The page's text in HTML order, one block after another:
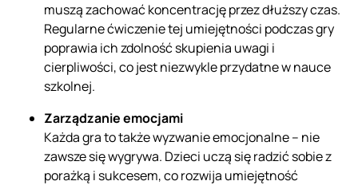
muszą zachować koncentrację przez dłuższy czas.
Regularne ćwiczenie tej umiejętności podczas gry
poprawia ich zdolność skupienia uwagi i
cierpliwości, co jest niezwykle przydatne w nauce
szkolnej.
Zarządzanie emocjami
Każda gra to także wyzwanie emocjonalne – nie
zawsze się wygrywa. Dzieci uczą się radzić sobie z
porażką i sukcesem, co rozwija umiejętność